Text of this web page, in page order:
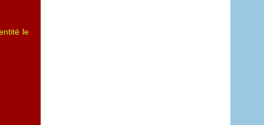
le